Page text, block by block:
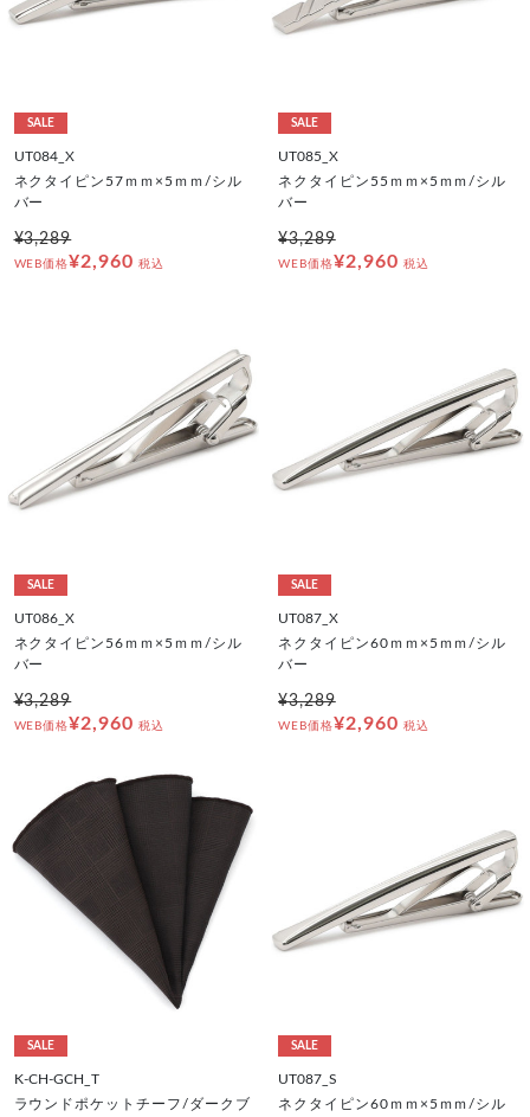
SALE
UT084_X
ネクタイピン57ｍｍ×5ｍｍ/シル
バー
¥3,289
WEB価格¥2,960 税込
SALE
UT085_X
ネクタイピン55ｍｍ×5ｍｍ/シル
バー
¥3,289
WEB価格¥2,960 税込
SALE
UT086_X
ネクタイピン56ｍｍ×5ｍｍ/シル
バー
¥3,289
WEB価格¥2,960 税込
SALE
UT087_X
ネクタイピン60ｍｍ×5ｍｍ/シル
バー
¥3,289
WEB価格¥2,960 税込
SALE
K-CH-GCH_T
ラウンドポケットチーフ/ダークブ
SALE
UT087_S
ネクタイピン60ｍｍ×5ｍｍ/シル